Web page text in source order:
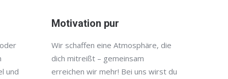
und
Motivation pur
Wir schaffen eine Atmosphäre, die
dich mitreißt – gemeinsam
erreichen wir mehr! Bei uns wirst du